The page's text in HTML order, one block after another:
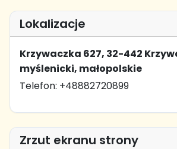
Lokalizacje
Krzywaczka 627, 32-442
myślenicki, małopolskie
Telefon: +48882720899
Zrzut ekranu strony